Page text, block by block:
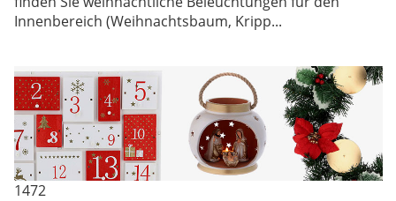
Innenbereich (Weihnachtsbaum, Kripp...
1472